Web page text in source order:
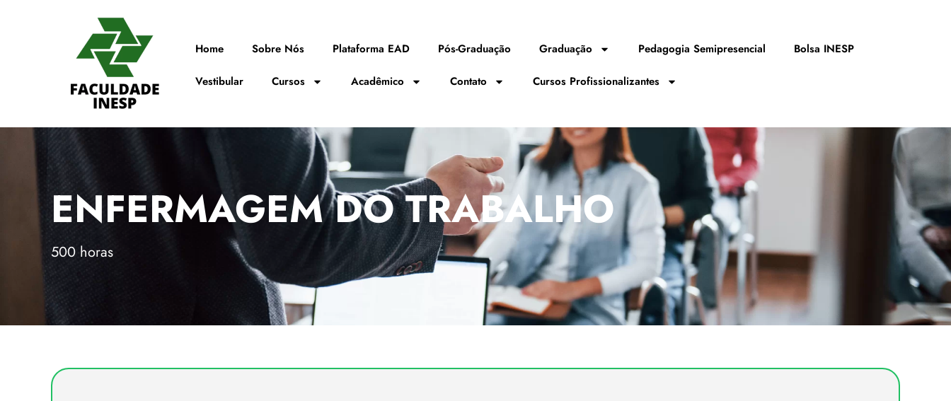
Home Sobre Nós Plataforma EAD Pós-Graduação Graduação Pedagogia Semipresencial Bolsa INESP
Vestibular Cursos Acadêmico Contato Cursos Profissionalizantes
ENFERMAGEM DO TRABALHO
500 horas